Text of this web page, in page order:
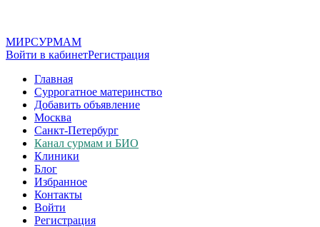
МИРСУРМАМ
Войти в кабинетРегистрация
Главная
Суррогатное материнство
Добавить объявление
Москва
Санкт-Петербург
Канал сурмам и БИО
Клиники
Блог
Избранное
Контакты
Войти
Регистрация